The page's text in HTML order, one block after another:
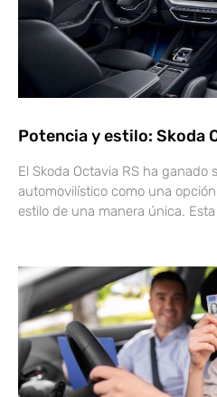
Potencia y estilo: Skoda
El Skoda Octavia RS ha ganado
automovilístico como una
estilo de una manera única. Esta